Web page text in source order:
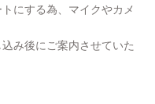
にする為、マイクやカメ
み後にご案内させていた